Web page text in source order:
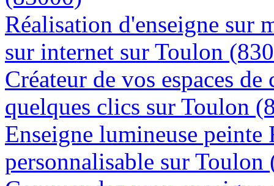
Réalisation d'enseigne sur
sur internet sur Toulon
Créateur de vos espaces
quelques clics sur Toulon
Enseigne lumineuse
personnalisable sur Toulon